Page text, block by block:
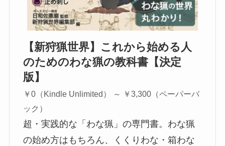
【新狩猟世界】これから始める人
のためのわな猟の教科書【決定
版】
￥0（Kindle Unlimited） ～ ￥3,300（ペーパーバ
ック）
超・実践的な「わな猟」の専門書。わな猟
の始め方はもちろん、くくりわな・箱わな